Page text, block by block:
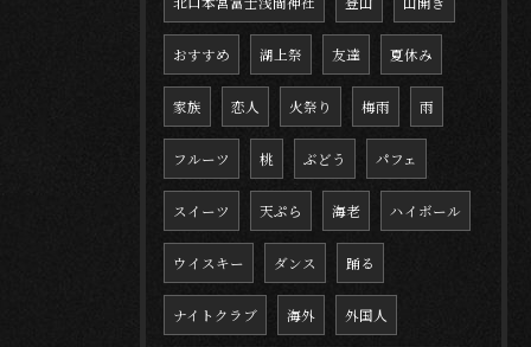
おすすめ 湖上祭 友達 夏休み
家族 恋人 火祭り 梅雨 雨
フルーツ 桃 ぶどう パフェ
スイーツ 天ぷら 海老 ハイボール
ウイスキー ダンス 踊る
ナイトクラブ 海外 外国人